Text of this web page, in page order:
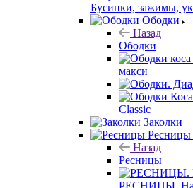
Бусинки, зажимы,
Ободки
Назад
Ободки
макси
Classic
Заколки
Ресницы
Назад
Ресницы
РЕСНИЦЫ.